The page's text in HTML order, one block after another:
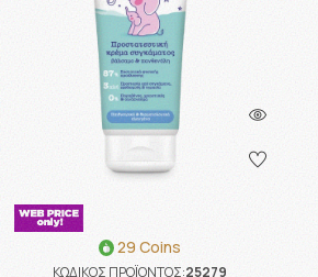
29 Coins
ΚΩΔΙΚΟΣ ΠΡΟΪΟΝΤΟΣ:25279